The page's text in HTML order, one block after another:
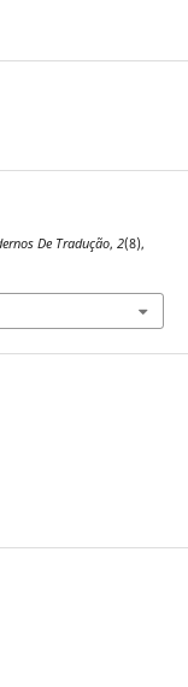
De Tradução, 2(8),